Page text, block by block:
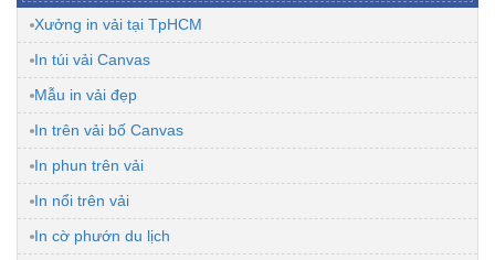
Xưởng in vải tại TpHCM
In túi vải Canvas
Mẫu in vải đẹp
In trên vải bố Canvas
In phun trên vải
In nổi trên vải
In cờ phướn du lịch